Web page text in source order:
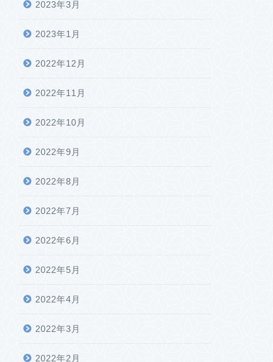
2023年3月
2023年1月
2022年12月
2022年11月
2022年10月
2022年9月
2022年8月
2022年7月
2022年6月
2022年5月
2022年4月
2022年3月
2022年2月